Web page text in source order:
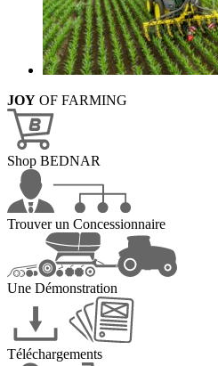
JOY OF FARMING
Shop BEDNAR
Trouver un Concessionnaire
Une Démonstration
Téléchargements